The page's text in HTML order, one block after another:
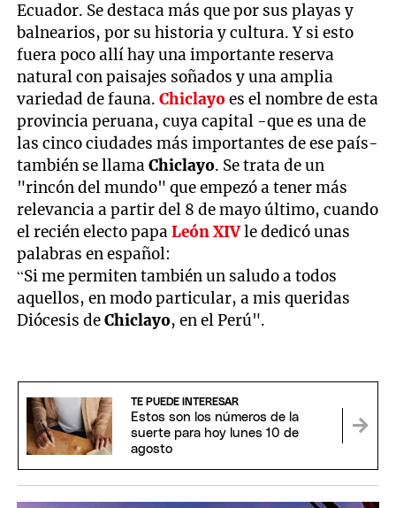
Ecuador. Se destaca más que por sus playas y
balnearios, por su historia y cultura. Y si esto
fuera poco allí hay una importante reserva
natural con paisajes soñados y una amplia
variedad de fauna.Chiclayoes el nombre de esta
provincia peruana, cuya capital -que es una de
las cinco ciudades más importantes de ese país-
también se llamaChiclayo. Se trata de un
"rincón del mundo" que empezó a tener más
relevancia a partir del 8 de mayo último, cuando
el recién electo papaLeón XIVle dedicó unas
palabras en español:
“Si me permiten también un saludo a todos
aquellos, en modo particular, a mis queridas
Diócesis deChiclayo, en el Perú".
TE PUEDE INTERESAR
Estos son los números de la
suerte para hoy lunes 10 de
agosto